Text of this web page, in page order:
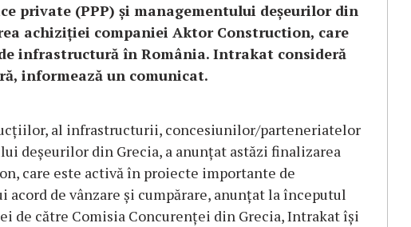
private (PPP) şi managementului deşeurilor din
achiziţiei companiei Aktor Construction, care
infrastructură în România. Intrakat consideră
informează un comunicat.
al infrastructurii, concesiunilor/parteneriatelor
deşeurilor din Grecia, a anunţat astăzi finalizarea
care este activă în proiecte importante de
de vânzare şi cumpărare, anunţat la începutul
de către Comisia Concurenţei din Grecia, Intrakat îşi